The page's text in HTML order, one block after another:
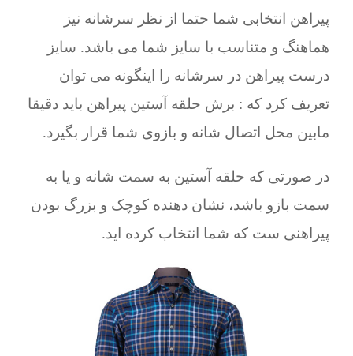
پیراهن انتخابی شما حتما از نظر سرشانه نیز
هماهنگ و متناسب با سایز شما می باشد. سایز
درست پیراهن در سرشانه را اینگونه می توان
تعریف کرد که : برش حلقه آستین پیراهن باید دقیقا
مابین محل اتصال شانه و بازوی شما قرار بگیرد.
در صورتی که حلقه آستین به سمت شانه و یا به
سمت بازو باشد، نشان دهنده کوچک و بزرگ بودن
پیراهنی ست که شما انتخاب کرده اید.